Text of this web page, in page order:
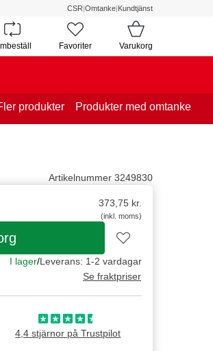
CSR|Omtanke|Kundtjänst
Favoriter Varukorg
produkter Produkter med omtanke
Artikelnummer 3249830
373,75kr.
(inkl. moms)
I lager/Leverans: 1-2 vardagar
Se fraktpriser
4,4 stjärnor på Trustpilot